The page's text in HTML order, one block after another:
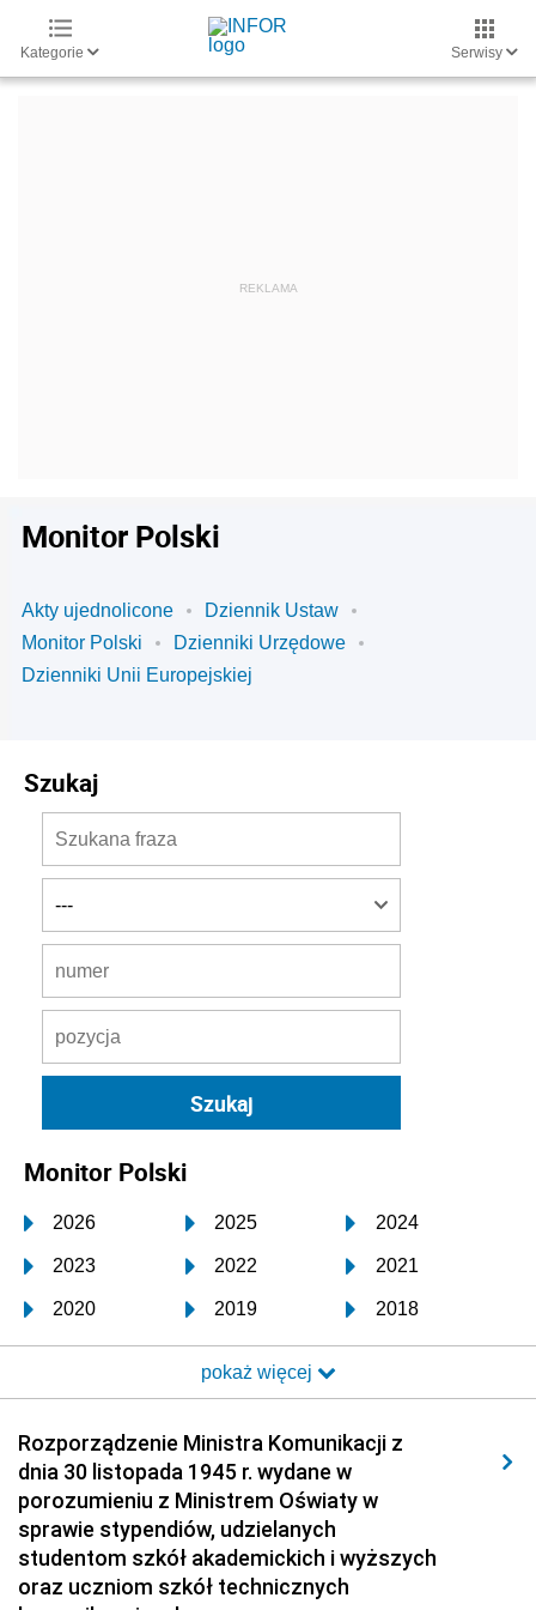
Kategorie Serwisy
Monitor Polski
Akty ujednolicone
Dziennik Ustaw
Monitor Polski
Dzienniki Urzędowe
Dzienniki Unii Europejskiej
Szukaj
Monitor Polski
2026 2025 2024
2023 2022 2021
2020 2019 2018
2017 2016 2015
2014 2013 2012
2011 2010 2009
2008 2007
2005 2004
2002 2001 2000
pokaż więcej
Rozporządzenie Ministra Komunikacji z
dnia 30 listopada 1945 r. wydane w
porozumieniu z Ministrem Oświaty w
sprawie stypendiów, udzielanych
studentom szkół akademickich i wyższych
oraz uczniom szkół technicznych